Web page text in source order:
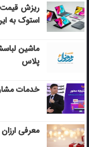
ریزش
استوک به
پلاس
خدمات
معرفی